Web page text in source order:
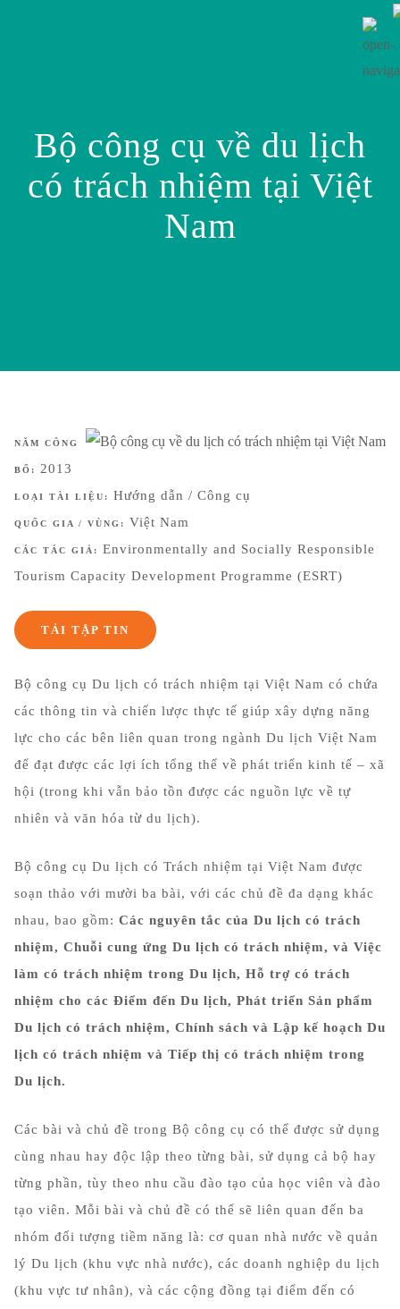
Bộ công cụ về du lịch
có trách nhiệm tại Việt
Nam
NĂM CÔNG
BỐ: 2013
LOẠI TÀI LIỆU: Hướng dẫn / Công cụ
QUỐC GIA / VÙNG: Việt Nam
CÁC TÁC GIẢ:
Environmentally and Socially Responsible
Tourism Capacity Development Programme (ESRT)
TẢI TẬP TIN
Bộ công cụ Du lịch có trách nhiệm tại Việt Nam có chứa
các thông tin và chiến lược thực tế giúp xây dựng năng
lực cho các bên liên quan trong ngành Du lịch Việt Nam
để đạt được các lợi ích tổng thể về phát triển kinh tế – xã
hội (trong khi vẫn bảo tồn được các nguồn lực về tự
nhiên và văn hóa từ du lịch).
Bộ công cụ Du lịch có Trách nhiệm tại Việt Nam được
soạn thảo với mười ba bài, với các chủ đề đa dạng khác
nhau, bao gồm: Các nguyên tắc của Du lịch có trách
nhiệm, Chuỗi cung ứng Du lịch có trách nhiệm, và Việc
làm có trách nhiệm trong Du lịch, Hỗ trợ có trách
nhiệm cho các Điểm đến Du lịch, Phát triển Sản phẩm
Du lịch có trách nhiệm, Chính sách và Lập kế hoạch Du
lịch có trách nhiệm và Tiếp thị có trách nhiệm trong
Du lịch.
Các bài và chủ đề trong Bộ công cụ có thể được sử dụng
cùng nhau hay độc lập theo từng bài, sử dụng cả bộ hay
từng phần, tùy theo nhu cầu đào tạo của học viên và đào
tạo viên. Mỗi bài và chủ đề có thể sẽ liên quan đến ba
nhóm đối tượng tiềm năng là: cơ quan nhà nước về quản
lý Du lịch (khu vực nhà nước), các doanh nghiệp du lịch
(khu vực tư nhân), và các cộng đồng tại điểm đến có